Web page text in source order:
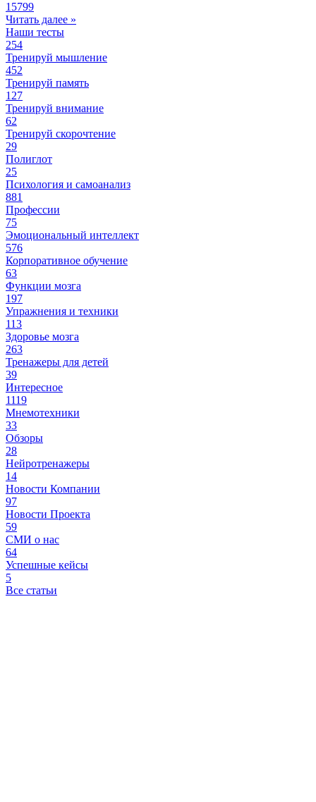
15799
Читать далее »
Наши тесты
254
Тренируй мышление
452
Тренируй память
127
Тренируй внимание
62
Тренируй скорочтение
29
Полиглот
25
Психология и самоанализ
881
Профессии
75
Эмоциональный интеллект
576
Корпоративное обучение
63
Функции мозга
197
Упражнения и техники
113
Здоровье мозга
263
Тренажеры для детей
39
Интересное
1119
Мнемотехники
33
Обзоры
28
Нейротренажеры
14
Новости Компании
97
Новости Проекта
59
СМИ о нас
64
Успешные кейсы
5
Все статьи